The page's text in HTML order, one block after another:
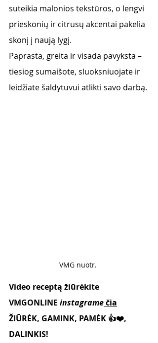
suteikia malonios tekstūros, o lengvi
prieskonių ir citrusų akcentai pakelia
skonį į naują lygį.
Paprasta, greita ir visada pavyksta –
tiesiog sumaišote, sluoksniuojate ir
leidžiate šaldytuvui atlikti savo darbą.
VMG nuotr.
Video receptą žiūrėkite
VMGONLINE instagramečia
ŽIŪRĖK, GAMINK, PAMĖK 👍❤️,
DALINKIS!